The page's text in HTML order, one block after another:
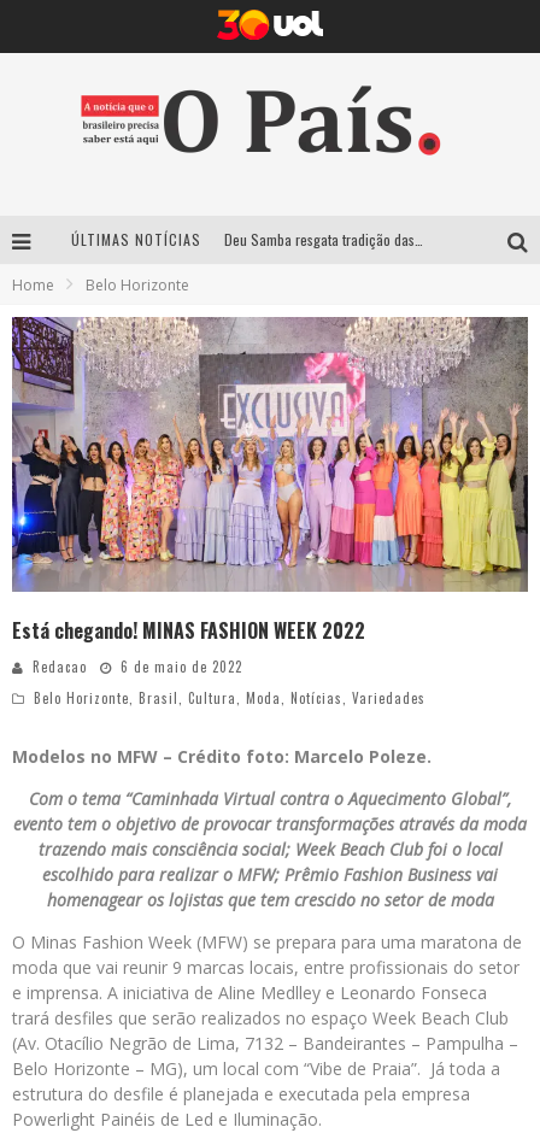
ÚLTIMAS NOTÍCIAS
Maior Campeonato de Drift da América Latina retorna ao Mega Space em março
Suzy Brasil traz humor ácido e contos de fadas “nonsense” para Belo Horizonte com o espetáculo “Uma Noite Horripilante”
Home Belo Horizonte
Está chegando! MINAS FASHION WEEK 2022
Redacao
6 de maio de 2022
Belo Horizonte, Brasil, Cultura, Moda, Notícias, Variedades
Modelos no MFW – Crédito foto: Marcelo Poleze.
Com o tema “Caminhada Virtual contra o Aquecimento Global”,
evento tem o objetivo de provocar transformações através da moda
trazendo mais consciência social; Week Beach Club foi o local
escolhido para realizar o MFW; Prêmio Fashion Business vai
homenagear os lojistas que tem crescido no setor de moda
O Minas Fashion Week (MFW) se prepara para uma maratona de
moda que vai reunir 9 marcas locais, entre profissionais do setor
e imprensa. A iniciativa de Aline Medlley e Leonardo Fonseca
trará desfiles que serão realizados no espaço Week Beach Club
(Av. Otacílio Negrão de Lima, 7132 – Bandeirantes – Pampulha –
Belo Horizonte – MG), um local com “Vibe de Praia”. Já toda a
estrutura do desfile é planejada e executada pela empresa
Powerlight Painéis de Led e Iluminação.